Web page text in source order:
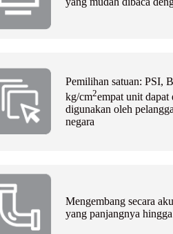
Pemilihan satuan: PSI,
kg/cm2empat unit
digunakan oleh
negara
Mengembang secara
yang panjangnya